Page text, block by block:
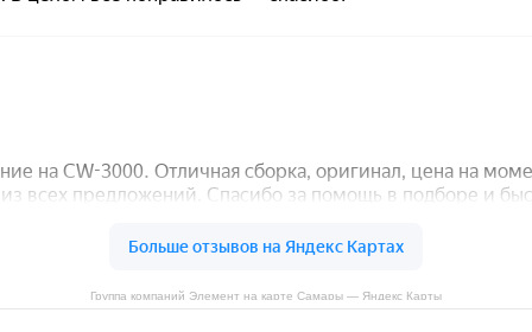
Группа компаний Элемент на карте Самары — Яндекс Карты